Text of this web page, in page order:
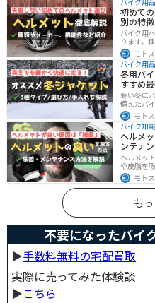
の基本と
初めて
別の特
バイク用
ります。
ト選びで
うにしま
ット、有
まとめま
モト
バイク用品
冬用バ
すすめ
寒い冬に
備えたバ
ことがで
な過酷な
正しい装
モト
バイク知識
ヘルメ
ンテナ
ヘルメッ
や皮脂を
物なので
この記事
まとめま
う人はぜ
モト
も
不要になったバイ
▶︎手数料無料の宅配買取
実際に売ってみた体験談
▶︎こちら